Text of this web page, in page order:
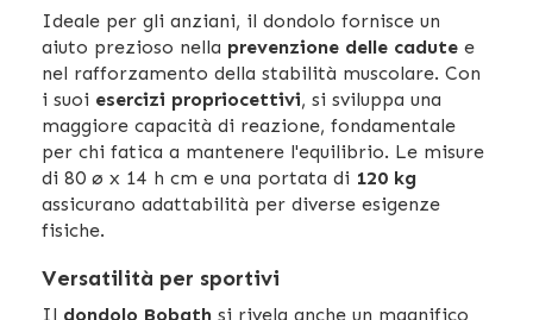
Ideale per gli anziani, il dondolo fornisce un
aiuto prezioso nella prevenzione delle cadute e
nel rafforzamento della stabilità muscolare. Con
i suoi esercizi propriocettivi, si sviluppa una
maggiore capacità di reazione, fondamentale
per chi fatica a mantenere l'equilibrio. Le misure
di 80 ø x 14 h cm e una portata di 120 kg
assicurano adattabilità per diverse esigenze
fisiche.
Versatilità per sportivi
Il dondolo Bobath si rivela anche un magnifico